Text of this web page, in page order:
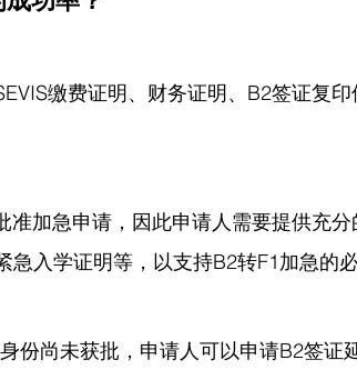
缴费证明、财务证明、B2签证复
准加急申请，因此申请人需要提供充
入学证明等，以支持B2转F1加急的必
份尚未获批，申请人可以申请B2签证